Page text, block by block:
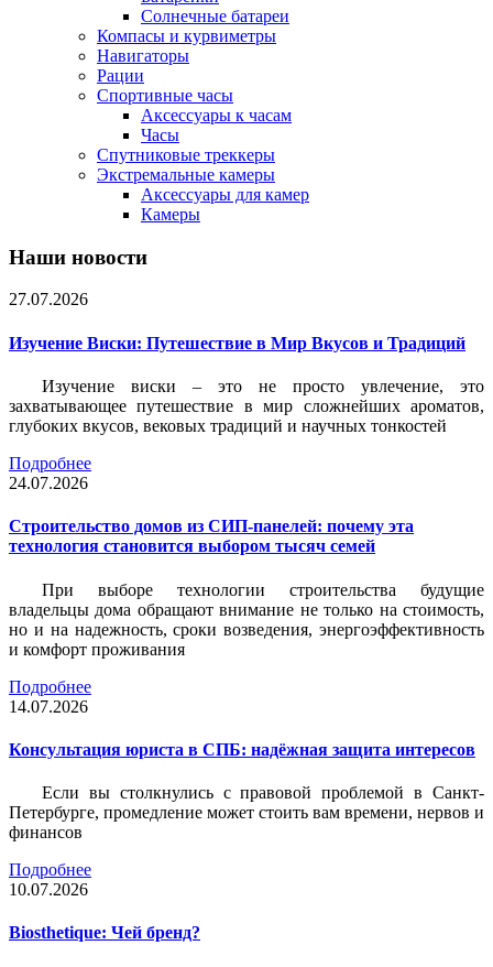
Солнечные батареи
Компасы и курвиметры
Навигаторы
Рации
Спортивные часы
Аксессуары к часам
Часы
Спутниковые треккеры
Экстремальные камеры
Аксессуары для камер
Камеры
Наши новости
27.07.2026
Изучение Виски: Путешествие в Мир Вкусов и Традиций
Изучение виски – это не просто увлечение, это
захватывающее путешествие в мир сложнейших ароматов,
глубоких вкусов, вековых традиций и научных тонкостей
Подробнее
24.07.2026
Строительство домов из СИП-панелей: почему эта
технология становится выбором тысяч семей
При выборе технологии строительства будущие
владельцы дома обращают внимание не только на стоимость,
но и на надежность, сроки возведения, энергоэффективность
и комфорт проживания
Подробнее
14.07.2026
Консультация юриста в СПБ: надёжная защита интересов
Если вы столкнулись с правовой проблемой в Санкт-
Петербурге, промедление может стоить вам времени, нервов и
финансов
Подробнее
10.07.2026
Biosthetique: Чей бренд?